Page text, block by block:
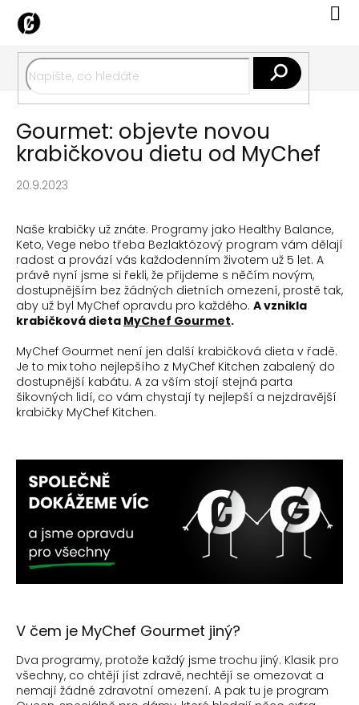
obsah
Gourmet: objevte novou
krabičkovou dietu od MyChef
20.9.2023
Naše krabičky už znáte. Programy jako Healthy Balance,
Keto, Vege nebo třeba Bezlaktózový program vám dělají
radost a provází vás každodenním životem už 5 let. A
právě nyní jsme si řekli, že přijdeme s něčím novým,
dostupnějším bez žádných dietních omezení, prostě tak,
aby už byl MyChef opravdu pro každého. A vznikla
krabičková dieta MyChef Gourmet.
MyChef Gourmet není jen další krabičková dieta v řadě.
Je to mix toho nejlepšího z MyChef Kitchen zabalený do
dostupnější kabátu. A za vším stojí stejná parta
šikovných lidí, co vám chystají ty nejlepší a nejzdravější
krabičky MyChef Kitchen.
V čem je MyChef Gourmet jiný?
Dva programy, protože každý jsme trochu jiný. Klasik pro
všechny, co chtějí jíst zdravě, nechtějí se omezovat a
nemají žádné zdravotní omezení. A pak tu je program